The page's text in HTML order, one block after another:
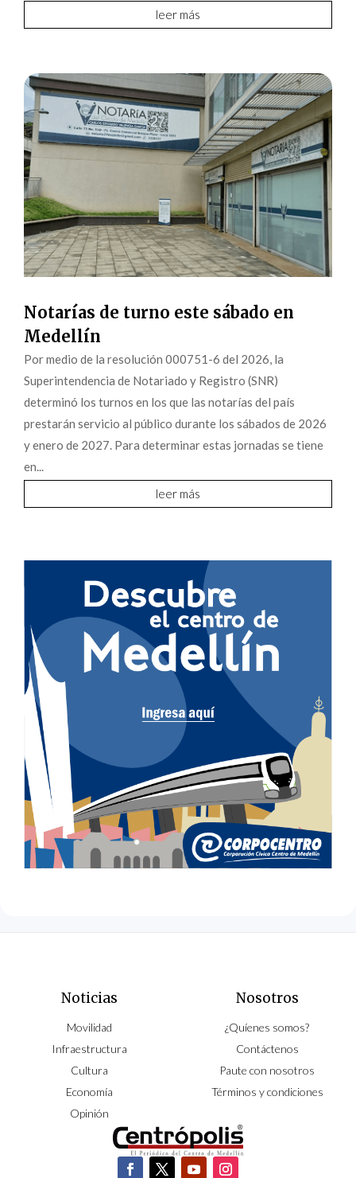
leer más
Notarías de turno este sábado en
Medellín
Por medio de la resolución 000751-6 del 2026, la
Superintendencia de Notariado y Registro (SNR)
determinó los turnos en los que las notarías del país
prestarán servicio al público durante los sábados de 2026
y enero de 2027. Para determinar estas jornadas se tiene
en...
leer más
Noticias
Movilidad
Infraestructura
Cultura
Economía
Opinión
Nosotros
¿Quíenes somos?
Contáctenos
Paute con nosotros
Términos y condiciones